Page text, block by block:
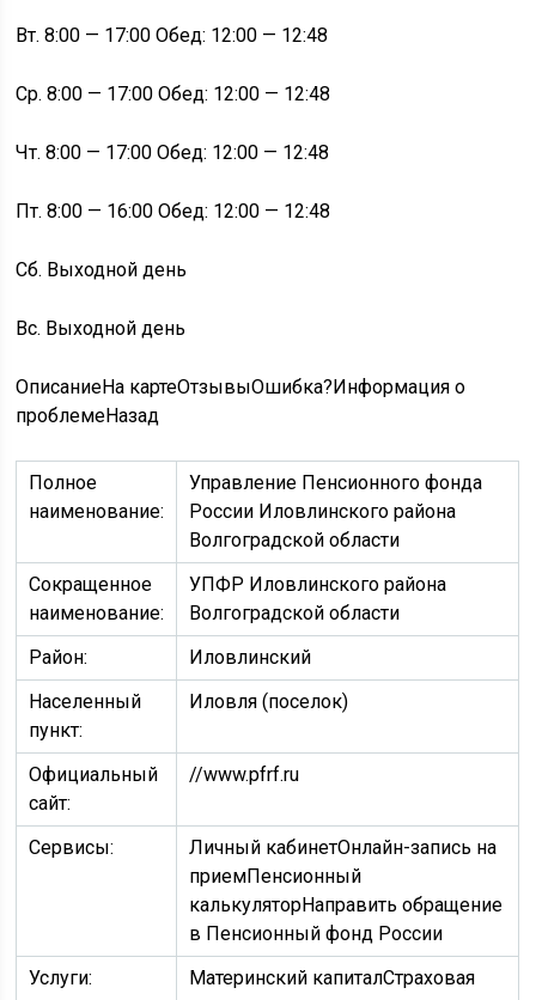
Вт. 8:00 — 17:00 Обед: 12:00 — 12:48
Ср. 8:00 — 17:00 Обед: 12:00 — 12:48
Чт. 8:00 — 17:00 Обед: 12:00 — 12:48
Пт. 8:00 — 16:00 Обед: 12:00 — 12:48
Сб. Выходной день
Вс. Выходной день
ОписаниеНа картеОтзывыОшибка?Информация о
проблемеНазад
Полное
наименование:
Управление Пенсионного фонда
России Иловлинского района
Волгоградской области
Сокращенное
наименование:
УПФР Иловлинского района
Волгоградской области
Район:
Иловлинский
Населенный
пункт:
Иловля (поселок)
Официальный
сайт:
//www.pfrf.ru
Сервисы:
Личный кабинетОнлайн-запись на
приемПенсионный
калькуляторНаправить обращение
в Пенсионный фонд России
Услуги:
Материнский капиталСтраховая